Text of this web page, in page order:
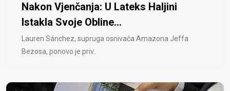
Nakon Vjenčanja: U Lateks Haljini
Istakla Svoje Obline...
Lauren Sánchez, supruga osnivača Amazona Jeffa
Bezosa, ponovo je priv..